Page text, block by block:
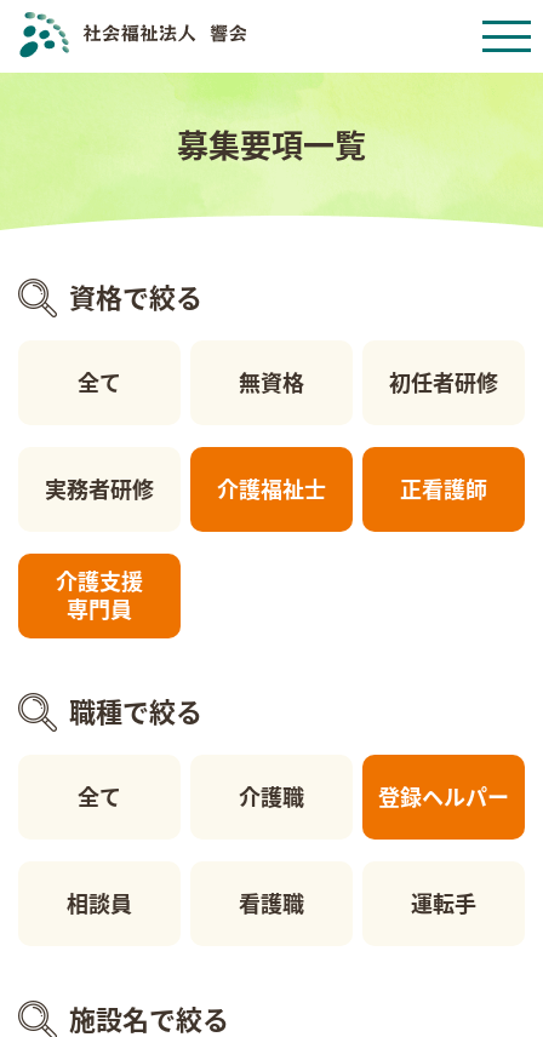
募集要項一覧
資格で絞る
全て 無資格 初任者研修
実務者研修 介護福祉士 正看護師
介護支援
専門員
職種で絞る
全て 介護職 登録ヘルパー
相談員 看護職 運転手
施設名で絞る